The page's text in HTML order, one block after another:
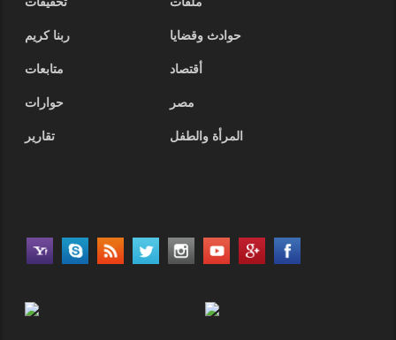
حوادث وقضايا
ربنا كريم
أقتصاد
متابعات
مصر
حوارات
المرأة والطفل
تقارير